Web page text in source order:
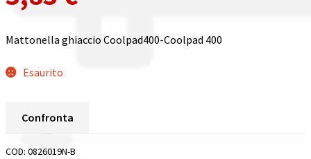
Mattonella ghiaccio Coolpad400-Coolpad 400
Esaurito
Confronta
COD: 0826019N-B